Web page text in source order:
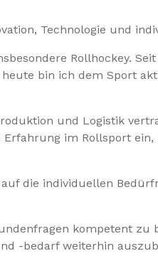
Technologie und
Rollhockey.
bin ich dem Sport
und Logistik
im Rollsport
die individuellen
kompetent zu
-bedarf weiterhin